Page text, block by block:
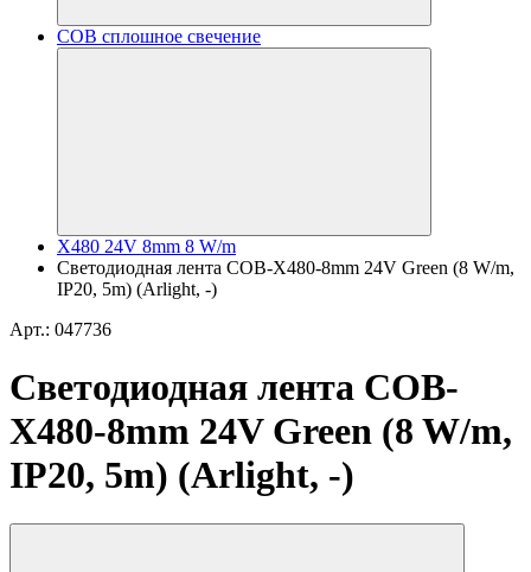
COB сплошное свечение
X480 24V 8mm 8 W/m
Светодиодная лента COB-X480-8mm 24V Green (8 W/m,
IP20, 5m) (Arlight, -)
Арт.: 047736
Светодиодная лента COB-
X480-8mm 24V Green (8 W/m,
IP20, 5m) (Arlight, -)